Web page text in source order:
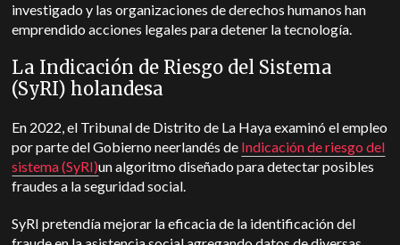
investigado y las organizaciones de derechos humanos han
emprendido acciones legales para detener la tecnología.
La Indicación de Riesgo del Sistema
(SyRI) holandesa
En 2022, el Tribunal de Distrito de La Haya examinó el empleo
por parte del Gobierno neerlandés de Indicación de riesgo del
sistema (SyRI)un algoritmo diseñado para detectar posibles
fraudes a la seguridad social.
SyRI pretendía mejorar la eficacia de la identificación del